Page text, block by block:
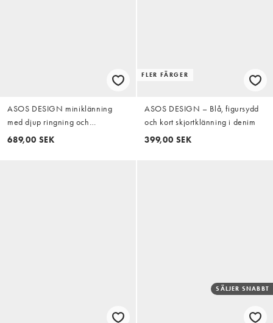
ASOS DESIGN miniklänning
med djup ringning och
pingvinärm i scarfmönster
689,00 SEK
FLER FÄRGER
ASOS DESIGN – Blå, figursydd
och kort skjortklänning i denim
399,00 SEK
SÄLJER SNABBT